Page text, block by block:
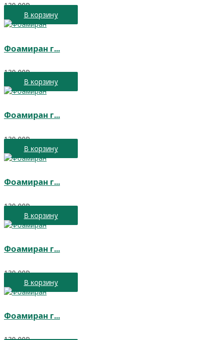
130,00₽
В корзину
Фоамиран г...
130,00₽
В корзину
Фоамиран г...
130,00₽
В корзину
Фоамиран г...
130,00₽
В корзину
Фоамиран г...
130,00₽
В корзину
Фоамиран г...